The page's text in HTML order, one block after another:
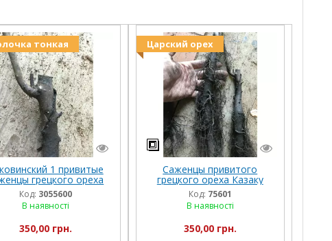
тонкая
1 привитые
грецкого ореха
Код: 3055600
В наявності
350,00 грн.
Царский орех
Саженцы привитого
грецкого ореха Казаку
Код: 75601
В наявності
350,00 грн.